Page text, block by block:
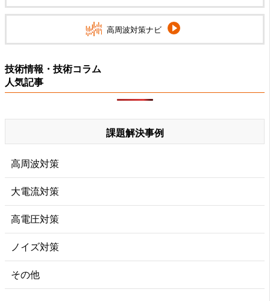
高周波対策ナビ
技術情報・技術コラム
人気記事
課題解決事例
高周波対策
大電流対策
高電圧対策
ノイズ対策
その他